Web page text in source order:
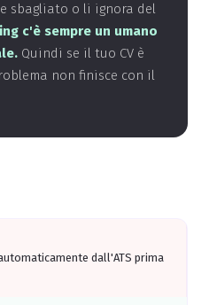
sbagliato o li ignora del
c'è sempre un umano
Quindi se il tuo CV è
non finisce con il
dall'ATS prima